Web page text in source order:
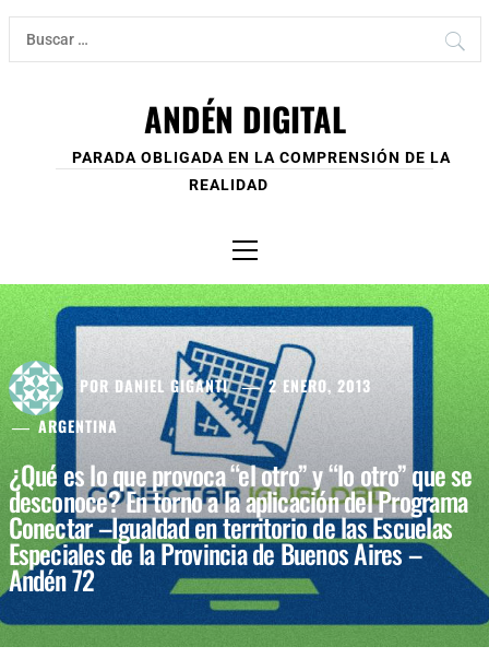
Ir
contenido
Buscar:
ANDÉN DIGITAL
PARADA OBLIGADA EN LA COMPRENSIÓN DE LA
REALIDAD
principal
POR DANIEL GIGANTI
2 ENERO, 2013
ARGENTINA
¿Qué es lo que provoca “el otro” y “lo otro” que se
desconoce? En torno a la aplicación del Programa
Conectar –Igualdad en territorio de las Escuelas
Especiales de la Provincia de Buenos Aires –
Andén 72